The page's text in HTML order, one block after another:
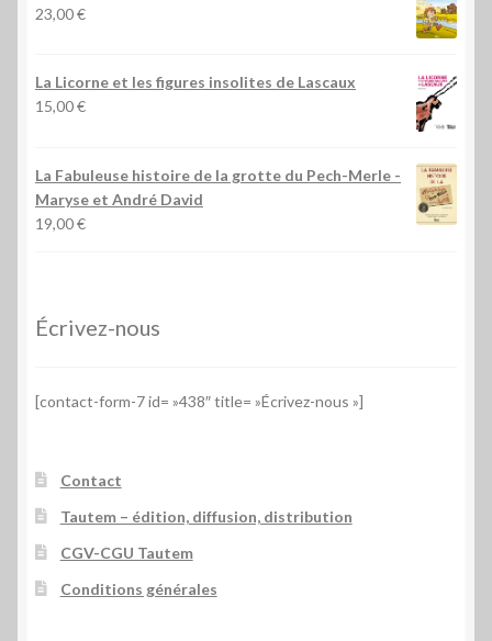
23,00€
La Licorne et les figures insolites de Lascaux
15,00€
La Fabuleuse histoire de la grotte du Pech-Merle -
Maryse et André David
19,00€
Écrivez-nous
[contact-form-7 id= »438″ title= »Écrivez-nous »]
Contact
Tautem – édition, diffusion, distribution
CGV-CGU Tautem
Conditions générales